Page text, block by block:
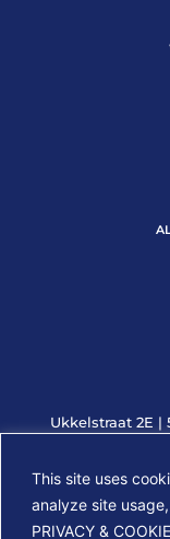
This site uses
analyze site
PRIVACY &
Ukkelstraat 2E |